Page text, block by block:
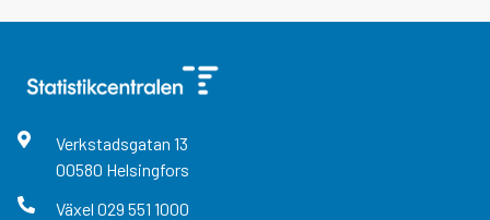
Verkstadsgatan 13
00580 Helsingfors
Växel 029 551 1000